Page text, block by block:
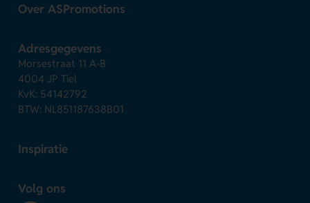
Over ASPromotions
Adresgegevens
Morsestraat 11 A-B
4004 JP Tiel
KvK: 54142792
BTW: NL851187638B01
Inspiratie
Volg ons